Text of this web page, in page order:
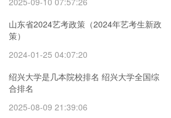
山东省2024艺考政策（2024年艺考生新政
策）
2024-01-25 04:07:20
绍兴大学是几本院校排名 绍兴大学全国综
合排名
2025-08-09 21:39:06